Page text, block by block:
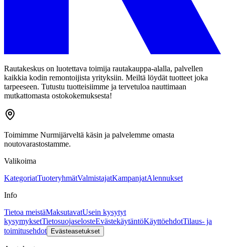
Rautakeskus on luotettava toimija rautakauppa-alalla, palvellen
kaikkia kodin remontoijista yrityksiin. Meiltä löydät tuotteet joka
tarpeeseen. Tutustu tuotteisiimme ja tervetuloa nauttimaan
mutkattomasta ostokokemuksesta!
Toimimme Nurmijärveltä käsin ja palvelemme omasta
noutovarastostamme.
Valikoima
KategoriatTuoteryhmätValmistajatKampanjatAlennukset
Info
Tietoa meistäMaksutavatUsein kysytyt
kysymyksetTietosuojaselosteEvästekäytäntöKäyttöehdotTilaus- ja
toimitusehdot
Evästeasetukset